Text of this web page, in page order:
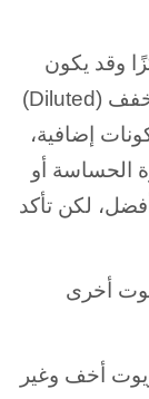
يكون مركزًا وقد يكون
ثقيلًا على بعض أنواع البشرة. الزيت المخفف (Diluted)
إضافية،
الحساسة أو
لكن تأكد
أخرى
أخف وغير